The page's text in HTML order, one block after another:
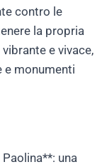
contro le
la propria
e vivace,
e monumenti
una